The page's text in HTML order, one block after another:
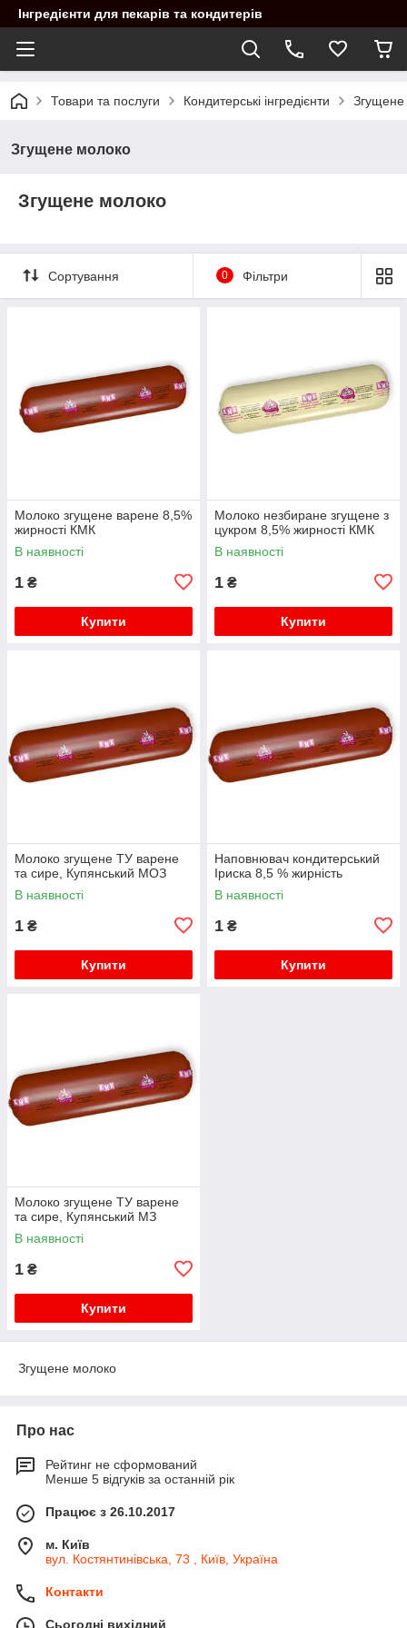
Інгредієнти для пекарів та кондитерів
Товари та послуги Кондитерські інгредієнти
Згущене молоко
Згущене молоко
Сортування 0 Фільтри
Молоко згущене варене 8,5%
жирності КМК
В наявності
1 ₴
Купити
Молоко незбиране згущене з
цукром 8,5% жирності КМК
В наявності
1 ₴
Купити
Молоко згущене ТУ варене
та сире, Купянський МОЗ
В наявності
1 ₴
Купити
Наповнювач кондитерський
Іриска 8,5 % жирність
В наявності
1 ₴
Купити
Молоко згущене ТУ варене
та сире, Купянський МЗ
В наявності
1 ₴
Купити
Згущене молоко
Про нас
Рейтинг не сформований
Менше 5 відгуків за останній рік
Працює з 26.10.2017
м. Київ
вул. Костянтинівська, 73 , Київ, Україна
Контакти
Сьогодні вихідний